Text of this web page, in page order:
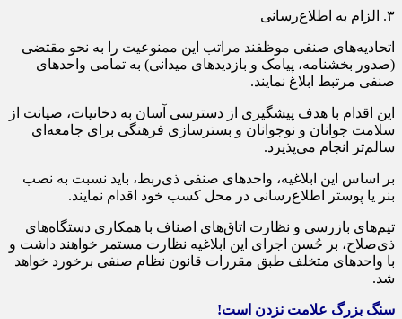
۳. الزام به اطلاع‌رسانی
اتحادیه‌های صنفی موظفند مراتب این ممنوعیت را به نحو مقتضی
(صدور بخشنامه، پیامک و بازدیدهای میدانی) به تمامی واحدهای
صنفی مرتبط ابلاغ نمایند.
این اقدام با هدف پیشگیری از دسترسی آسان به دخانیات، صیانت از
سلامت جوانان و نوجوانان و بسترسازی فرهنگی برای جامعه‌ای
سالم‌تر انجام می‌پذیرد.
بر اساس این ابلاغیه، واحدهای صنفی ذی‌ربط، باید نسبت به نصب
بنر یا پوستر اطلاع‌رسانی در محل کسب خود اقدام نمایند.
تیم‌های بازرسی و نظارت اتاق‌های اصناف با همکاری دستگاه‌های
ذی‌صلاح، بر حُسن اجرای این ابلاغیه نظارت مستمر خواهند داشت و
با واحدهای متخلف طبق مقررات قانون نظام صنفی برخورد خواهد
شد.
سنگ بزرگ علامت نزدن است!